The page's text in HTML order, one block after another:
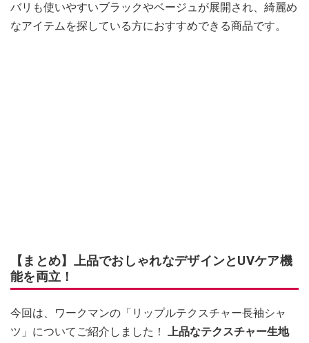
バリも使いやすいブラックやベージュが展開され、綺麗め
なアイテムを探している方におすすめできる商品です。
【まとめ】上品でおしゃれなデザインとUVケア機
能を両立！
今回は、ワークマンの「リップルテクスチャー長袖シャ
ツ」についてご紹介しました！ 上品なテクスチャー生地